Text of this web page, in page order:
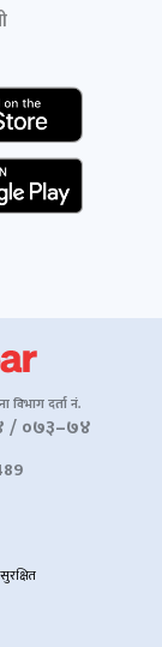
विभाग दर्ता नं.
/ ०७३–७४